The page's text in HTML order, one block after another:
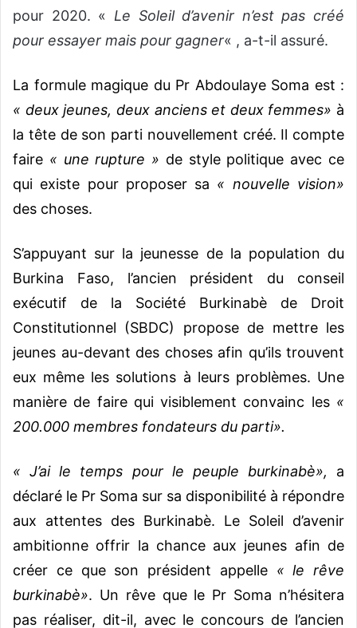
pour 2020. « Le Soleil d’avenir n’est pas créé
pour essayer mais pour gagner« , a-t-il assuré.
La formule magique du Pr Abdoulaye Soma est :
« deux jeunes, deux anciens et deux femmes» à
la tête de son parti nouvellement créé. Il compte
faire « une rupture » de style politique avec ce
qui existe pour proposer sa « nouvelle vision»
des choses.
S’appuyant sur la jeunesse de la population du
Burkina Faso, l’ancien président du conseil
exécutif de la Société Burkinabè de Droit
Constitutionnel (SBDC) propose de mettre les
jeunes au-devant des choses afin qu’ils trouvent
eux même les solutions à leurs problèmes. Une
manière de faire qui visiblement convainc les «
200.000 membres fondateurs du parti».
« J’ai le temps pour le peuple burkinabè», a
déclaré le Pr Soma sur sa disponibilité à répondre
aux attentes des Burkinabè. Le Soleil d’avenir
ambitionne offrir la chance aux jeunes afin de
créer ce que son président appelle « le rêve
burkinabè». Un rêve que le Pr Soma n’hésitera
pas réaliser, dit-il, avec le concours de l’ancien